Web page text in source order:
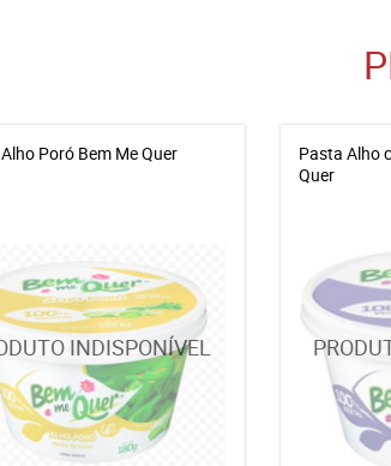
Poró Bem Me Quer
Pasta Alho
Quer